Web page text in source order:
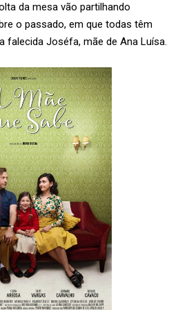
da mesa vão partilhando
o passado, em que todas têm
falecida Joséfa, mãe de Ana Luísa.